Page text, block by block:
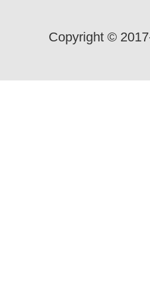
Copyright ©︎